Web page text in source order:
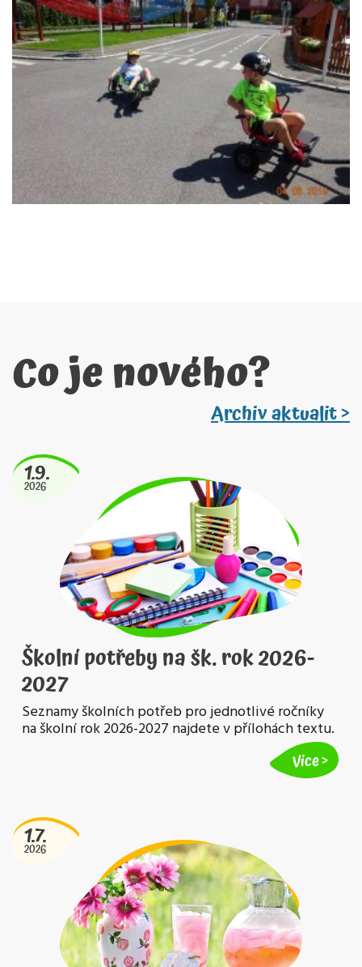
Co je nového?
Archiv aktualit >
1.9.
2026
Školní potřeby na šk. rok 2026-
2027
Seznamy školních potřeb pro jednotlivé ročníky
na školní rok 2026-2027 najdete v přílohách textu.
Více
1.7.
2026